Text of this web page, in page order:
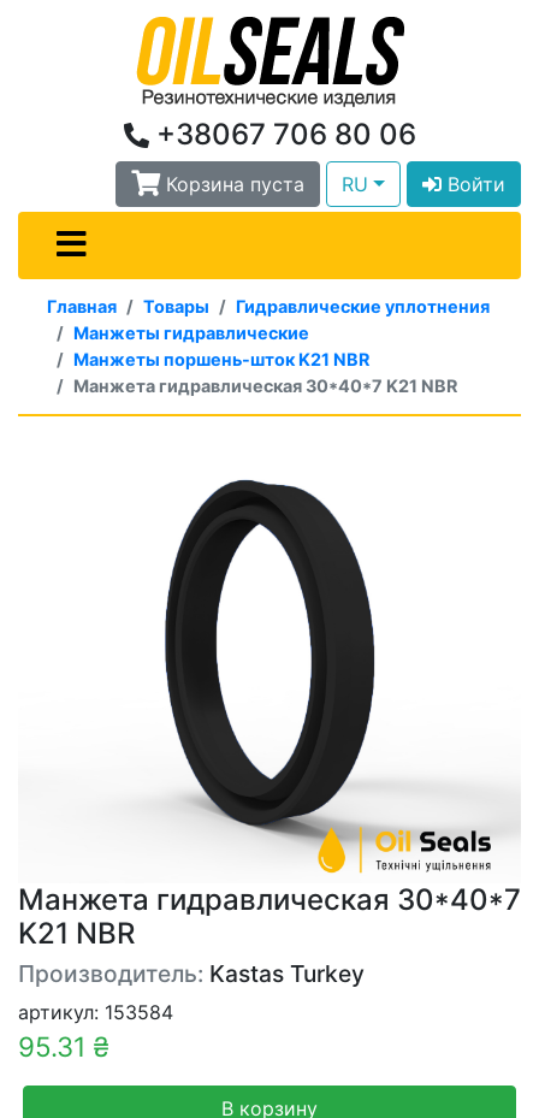
+38067 706 80 06
Корзина пуста RU Войти
Главная Товары
Гидравлические уплотнения
Манжеты гидравлические
Манжеты поршень-шток K21 NBR
Манжета гидравлическая 30*40*7 K21 NBR
Манжета гидравлическая 30*40*7
K21 NBR
Производитель: Kastas Turkey
артикул: 153584
95.31 ₴
В корзину